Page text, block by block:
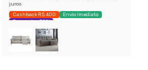
juros
Cashback R$ 400
Envio Imediato
Economize 30%